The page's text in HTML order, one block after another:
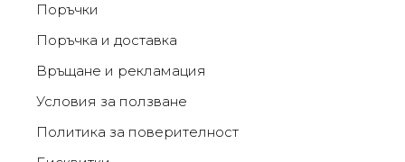
Поръчки
Поръчка и доставка
Връщане и рекламация
Условия за ползване
Политика за поверителност